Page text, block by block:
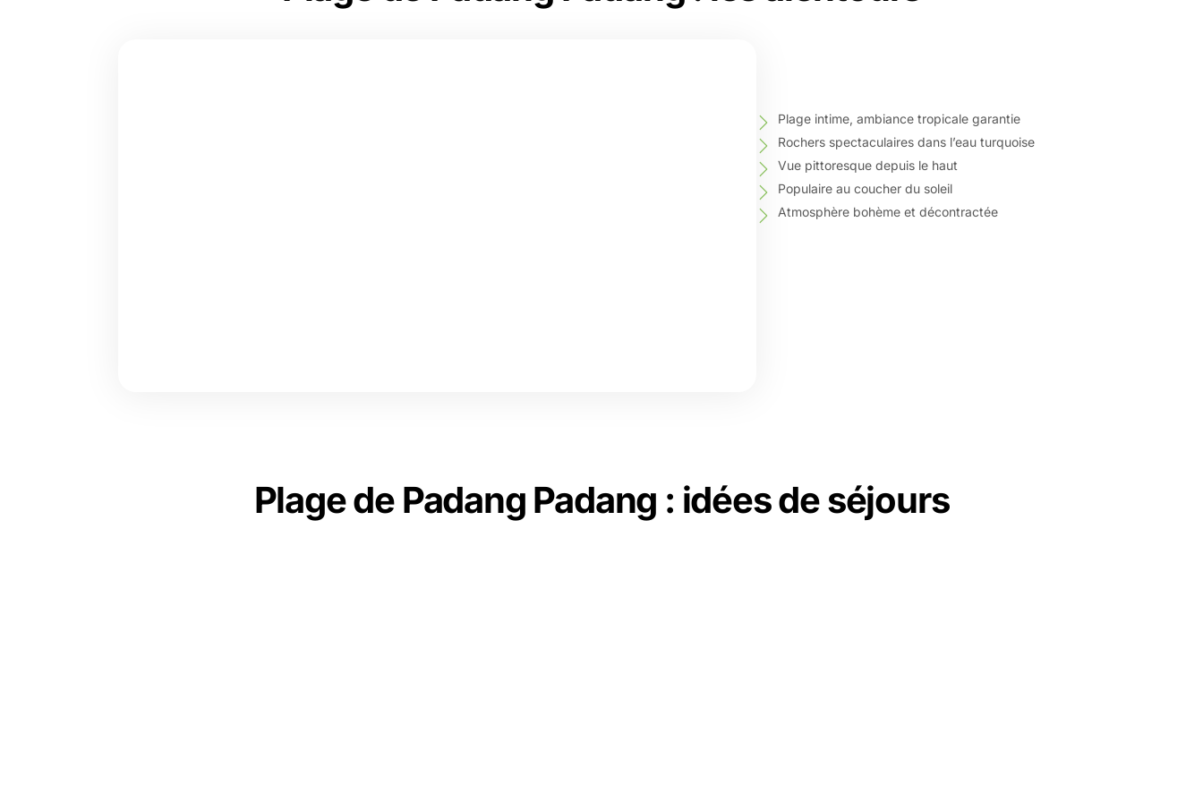
Plage intime, ambiance tropicale garantie
Rochers spectaculaires dans l’eau turquoise
Vue pittoresque depuis le haut
Populaire au coucher du soleil
Atmosphère bohème et décontractée
Plage de Padang Padang : idées de séjours